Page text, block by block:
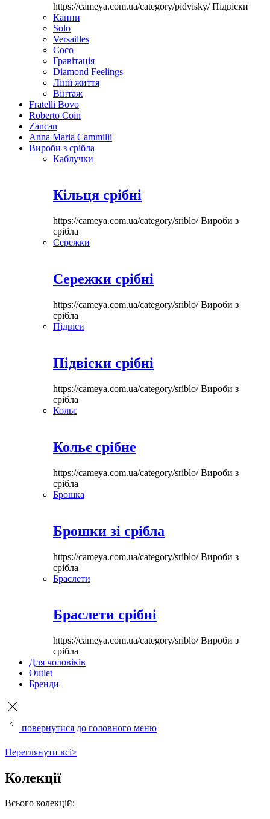
https://cameya.com.ua/category/pidvisky/Підвіски
Канни
Solo
Versailles
Coco
Гравітація
Diamond Feelings
Лінії життя
Вінтаж
Fratelli Bovo
Roberto Coin
Zancan
Anna Maria Cammilli
Вироби з срібла
Каблучки
Кільця срібні
https://cameya.com.ua/category/sriblo/Вироби з
срібла
Сережки
Сережки срібні
https://cameya.com.ua/category/sriblo/Вироби з
срібла
Підвіси
Підвіски срібні
https://cameya.com.ua/category/sriblo/Вироби з
срібла
Кольє
Кольє срібне
https://cameya.com.ua/category/sriblo/Вироби з
срібла
Брошка
Брошки зі срібла
https://cameya.com.ua/category/sriblo/Вироби з
срібла
Браслети
Браслети срібні
https://cameya.com.ua/category/sriblo/Вироби з
срібла
Для чоловіків
Outlet
Бренди
повернутися до головного меню
Переглянути всі>
Колекції
Всього колекцій: